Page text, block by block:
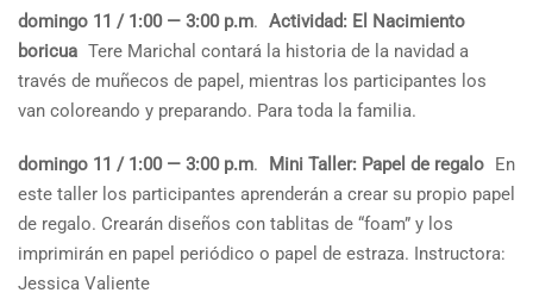
domingo 11 / 1:00 — 3:00 p.m. Actividad: El Nacimiento
boricua Tere Marichal contará la historia de la navidad a
través de muñecos de papel, mientras los participantes los
van coloreando y preparando. Para toda la familia.
domingo 11 / 1:00 — 3:00 p.m. Mini Taller: Papel de regalo En
este taller los participantes aprenderán a crear su propio papel
de regalo. Crearán diseños con tablitas de “foam” y los
imprimirán en papel periódico o papel de estraza. Instructora:
Jessica Valiente